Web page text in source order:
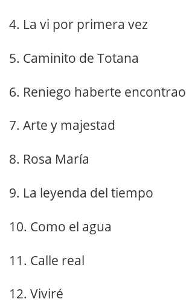
4. La vi por primera vez
5. Caminito de Totana
6. Reniego haberte encontrao
7. Arte y majestad
8. Rosa María
9. La leyenda del tiempo
10. Como el agua
11. Calle real
12. Viviré